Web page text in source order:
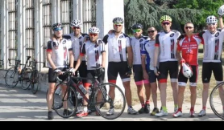
Saltar
al
contenido